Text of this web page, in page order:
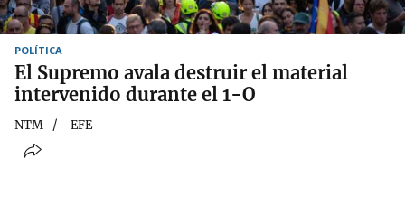
POLÍTICA
El Supremo avala destruir el material
intervenido durante el 1-O
NTM EFE